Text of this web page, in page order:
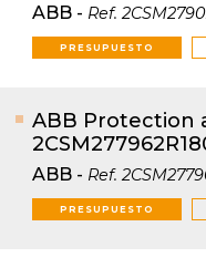
ABB - Ref.
PRESUPUESTO
ABB Protection
ABB - Ref.
PRESUPUESTO